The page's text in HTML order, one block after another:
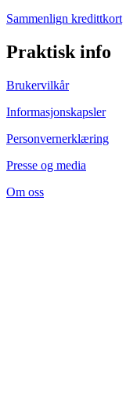
Sammenlign kredittkort
Praktisk info
Brukervilkår
Informasjonskapsler
Personvernerklæring
Presse og media
Om oss